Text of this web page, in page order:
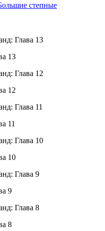
степные
13
12
11
10
9
8